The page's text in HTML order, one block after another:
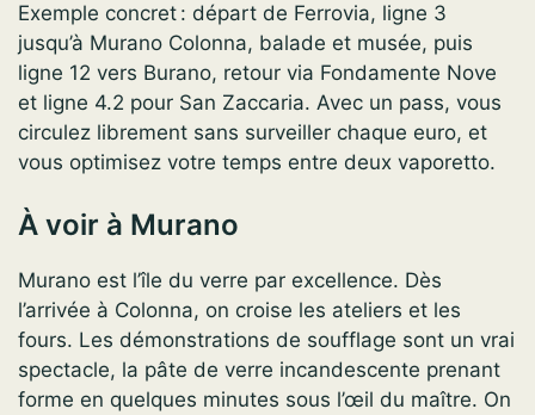
Exemple concret : départ de Ferrovia, ligne 3
jusqu’à Murano Colonna, balade et musée, puis
ligne 12 vers Burano, retour via Fondamente Nove
et ligne 4.2 pour San Zaccaria. Avec un pass, vous
circulez librement sans surveiller chaque euro, et
vous optimisez votre temps entre deux vaporetto.
À voir à Murano
Murano est l’île du verre par excellence. Dès
l’arrivée à Colonna, on croise les ateliers et les
fours. Les démonstrations de soufflage sont un vrai
spectacle, la pâte de verre incandescente prenant
forme en quelques minutes sous l’œil du maître. On